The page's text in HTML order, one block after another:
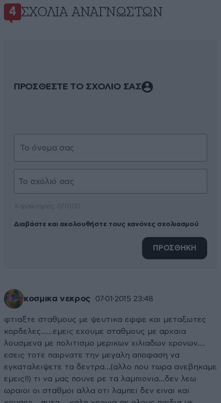
4 ΣΧΌΛΙΑ ΑΝΑΓΝΩΣΤΏΝ
ΠΡΟΣΘΕΣΤΕ ΤΟ ΣΧΟΛΙΟ ΣΑΣ
Διαβάστε και ακολουθήστε τους κανόνες σχολιασμού
ΠΡΟΣΘΗΚΗ
κοσμικα νεκρος 07·01·2015 23:48
φτιαξτε σταθμους με ψευτικα εφφε και μεταξωτες
κορδελες......εμεις εχουμε σταθμους με αρχαια
λουσμενα με πολιτισμο μερικων χιλιαδων χρονων....
εσεις τοτε παιρνατε την μεγαλη αποφαση να
εγκαταλειψετε τα δεντρα...(αλλο που τωρα ανεβηκαμε
εμεις!!) τι να μας πουνε ρε τα λαμπιονια...δεν λεω
ωραιοι οι σταθμοι αλλα οτι λαμπει δεν ειναι και